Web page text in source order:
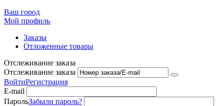
Ваш город
Мой профиль
Заказы
Отложенные товары
Отслеживание заказа
Отслеживание заказа
ВойтиРегистрация
E-mail
ПарольЗабыли пароль?